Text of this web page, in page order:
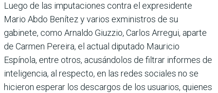
Luego de las imputacio­nes contra el expresidente
Mario Abdo Benítez y varios exministros de su
gabinete, como Arnaldo Giuzzio, Car­los Arregui, aparte
de Car­men Pereira, el actual dipu­tado Mauricio
Espínola, entre otros, acusándolos de filtrar informes de
inteligencia, al respecto, en las redes sociales no se
hicieron esperar los des­cargos de los usuarios, quie­nes